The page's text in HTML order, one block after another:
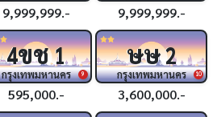
9,999,999.- 9,999,999.-
9
4ขช1
กรุงเทพมหานคร
595,000.-
10
ษษ2
กรุงเทพมหานคร
3,600,000.-